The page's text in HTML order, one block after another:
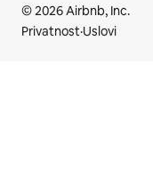
© 2026 Airbnb, Inc.
Privatnost·Uslovi